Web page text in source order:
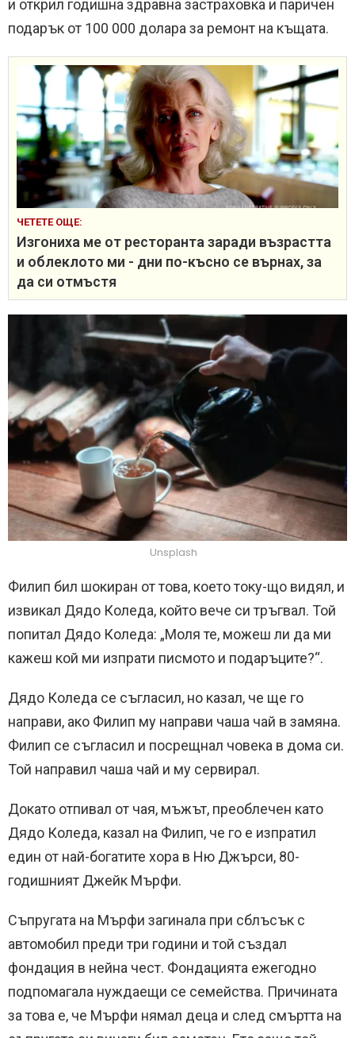
и открил годишна здравна застраховка и паричен
подарък от 100 000 долара за ремонт на къщата.
ЧЕТЕТЕ ОЩЕ:
Изгониха ме от ресторанта заради възрастта
и облеклото ми - дни по-късно се върнах, за
да си отмъстя
Unsplash
Филип бил шокиран от това, което току-що видял, и
извикал Дядо Коледа, който вече си тръгвал. Той
попитал Дядо Коледа: „Моля те, можеш ли да ми
кажеш кой ми изпрати писмото и подаръците?“.
Дядо Коледа се съгласил, но казал, че ще го
направи, ако Филип му направи чаша чай в замяна.
Филип се съгласил и посрещнал човека в дома си.
Той направил чаша чай и му сервирал.
Докато отпивал от чая, мъжът, преоблечен като
Дядо Коледа, казал на Филип, че го е изпратил
един от най-богатите хора в Ню Джърси, 80-
годишният Джейк Мърфи.
Съпругата на Мърфи загинала при сблъсък с
автомобил преди три години и той създал
фондация в нейна чест. Фондацията ежегодно
подпомагала нуждаещи се семейства. Причината
за това е, че Мърфи нямал деца и след смъртта на